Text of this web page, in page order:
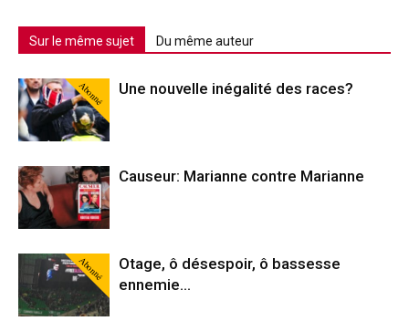
Sur le même sujet Du même auteur
Abonné Une nouvelle inégalité des races?
Causeur: Marianne contre Marianne
Abonné
Otage, ô désespoir, ô bassesse
ennemie…